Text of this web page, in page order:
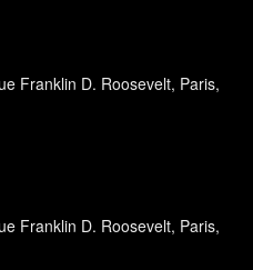
Franklin D. Roosevelt, Paris,
Franklin D. Roosevelt, Paris,